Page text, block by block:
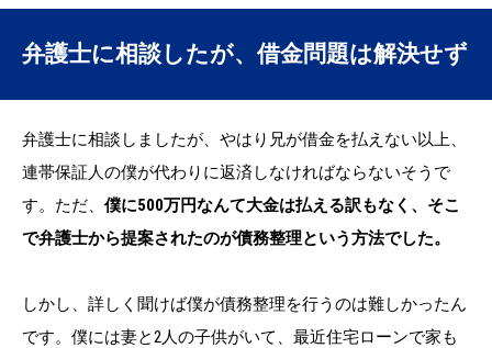
弁護士に相談したが、借金問題は解決せず
弁護士に相談しましたが、やはり兄が借金を払えない以上、
連帯保証人の僕が代わりに返済しなければならないそうで
す。ただ、 僕に500万円なんて大金は払える訳もなく、そこ
で弁護士から提案されたのが債務整理という方法でした。
しかし、詳しく聞けば僕が債務整理を行うのは難しかったん
です。僕には妻と2人の子供がいて、最近住宅ローンで家も